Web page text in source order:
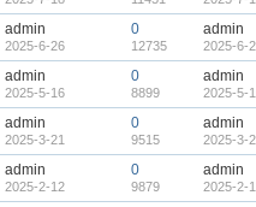
admin
2025-6-26
0
12735
admin
2025-6-
admin
2025-5-16
0
8899
admin
2025-5-
admin
2025-3-21
0
9515
admin
2025-3-
admin
2025-2-12
0
9879
admin
2025-2-